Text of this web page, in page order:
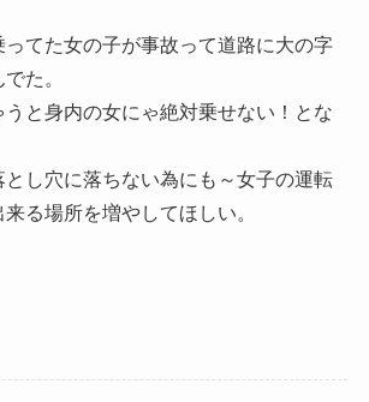
ってた女の子が事故って道路に大の字
た。
と身内の女にゃ絶対乗せない！とな
し穴に落ちない為にも～女子の運転
る場所を増やしてほしい。